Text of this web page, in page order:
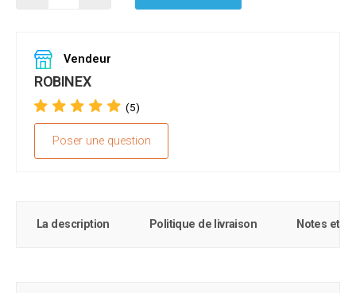
Vendeur
ROBINEX
(5)
Poser une question
La description Politique de livraison Notes et